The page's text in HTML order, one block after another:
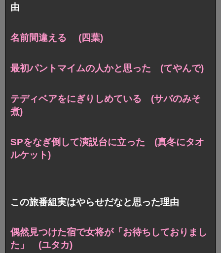
由
名前間違える (四葉)
最初パントマイムの人かと思った (てやんで)
テディベアをにぎりしめている (サバのみそ
煮)
SPをなぎ倒して演説台に立った (真冬にタオ
ルケット)
この旅番組実はやらせだなと思った理由
偶然見つけた宿で女将が「お待ちしておりまし
た」 (ユタカ)